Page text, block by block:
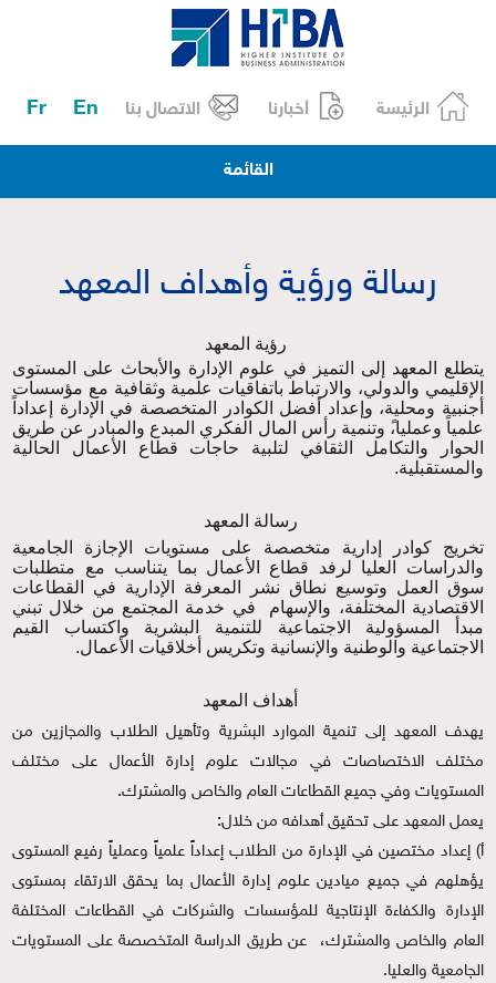
الرئيسة أخبارنا الاتصال بنا En
Fr
القائمة
رسالة ورؤية وأهداف المعهد
رؤية المعهد
يتطلع المعهد إلى التميز في علوم الإدارة والأبحاث على المستوى
الإقليمي والدولي، والارتباط باتفاقيات علمية وثقافية مع مؤسسات
أجنبية ومحلية، وإعداد أفضل الكوادر المتخصصة في الإدارة إعداداً
علمياً وعمليا،ً وتنمية رأس المال الفكري المبدع والمبادر عن طريق
الحوار والتكامل الثقافي لتلبية حاجات قطاع الأعمال الحالية
والمستقبلية.
رسالة المعهد
تخريج كوادر إدارية متخصصة على مستويات الإجازة الجامعية
والدراسات العليا لرفد قطاع الأعمال بما يتناسب مع متطلبات
سوق العمل وتوسيع نطاق نشر المعرفة الإدارية في القطاعات
الاقتصادية المختلفة، والإسهام في خدمة المجتمع من خلال تبني
مبدأ المسؤولية الاجتماعية للتنمية البشرية واكتساب القيم
الاجتماعية والوطنية والإنسانية وتكريس أخلاقيات الأعمال.
أهداف المعهد
يهدف المعهد إلى تنمية الموارد البشرية وتأهيل الطلاب والمجازين من
مختلف الاختصاصات في مجالات علوم إدارة الأعمال على مختلف
المستويات وفي جميع القطاعات العام والخاص والمشترك.
يعمل المعهد على تحقيق أهدافه من خلال:
أ‌) إعداد مختصين في الإدارة من الطلاب إعداداً علمياً وعملياً رفيع المستوى
يؤهلهم في جميع ميادين علوم إدارة الأعمال بما يحقق الارتقاء بمستوى
الإدارة والكفاءة الإنتاجية للمؤسسات والشركات في القطاعات المختلفة
العام والخاص والمشترك، عن طريق الدراسة المتخصصة على المستويات
الجامعية والعليا.